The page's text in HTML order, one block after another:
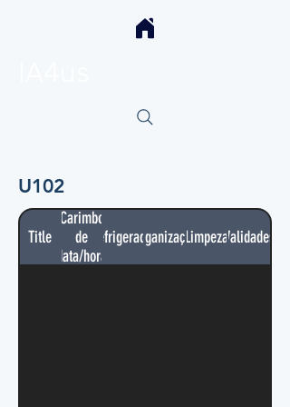
U102
Title
Carimbo
de
data/hora
RefrigeradorOrganizaçãoLimpezaValidades